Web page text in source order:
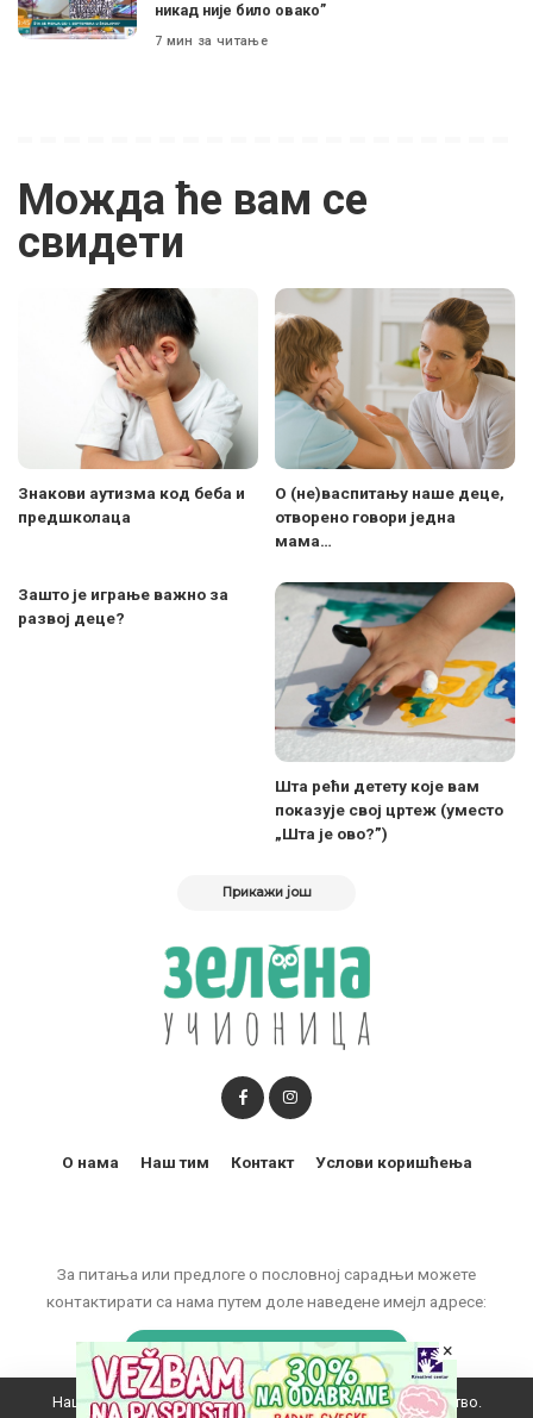
никад није било овако”
7 мин за читање
Можда ће вам се
свидети
Знакови аутизма код беба и
предшколаца
О (не)васпитању наше деце,
отворено говори једна
мама…
Зашто је играње важно за
развој деце?
Шта рећи детету које вам
показује свој цртеж (уместо
„Шта је ово?”)
Прикажи још
За питања или предлоге о пословној сарадњи можете
контактирати са нама путем доле наведене имејл адресе:
marketing@zelenaucionica.com
О нама Наш тим Контакт Услови коришћења
Наш вебсајт користи колачиће да побољша ваше искуство.
×